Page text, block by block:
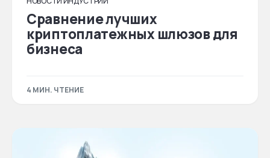
Сравнение лучших
криптоплатежных шлюзов для
бизнеса
4 МИН. ЧТЕНИЕ